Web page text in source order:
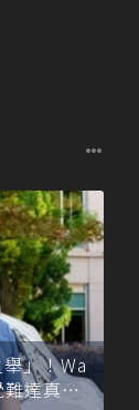
」！Wa
達真正